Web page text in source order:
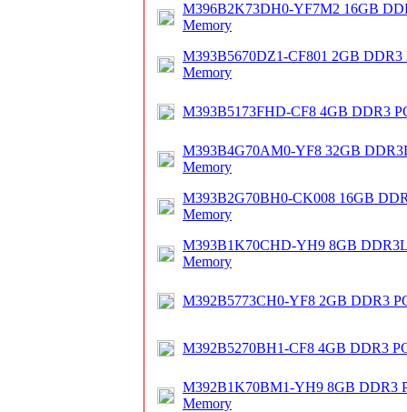
M396B2K73DH0-YF7M2 16GB
Memory
M393B5670DZ1-CF801 2GB DDR3
Memory
M393B5173FHD-CF8 4GB DDR3
M393B4G70AM0-YF8 32GB
Memory
M393B2G70BH0-CK008 16GB
Memory
M393B1K70CHD-YH9 8GB
Memory
M392B5773CH0-YF8 2GB DDR3
M392B5270BH1-CF8 4GB DDR3
M392B1K70BM1-YH9 8GB DDR3
Memory